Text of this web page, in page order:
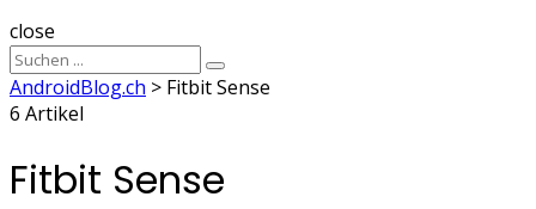
Suche
close
Sucheergebnisse
für
Suche
AndroidBlog.ch > Fitbit Sense
6 Artikel
Fitbit Sense